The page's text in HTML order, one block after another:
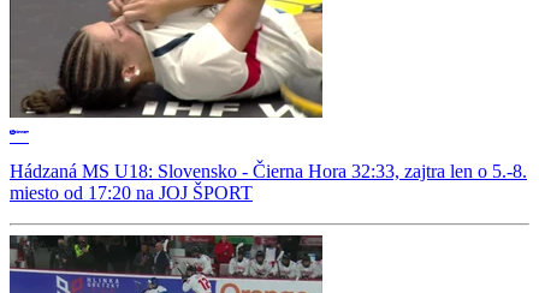
Hádzaná MS U18: Slovensko - Čierna Hora 32:33, zajtra len o 5.-8.
miesto od 17:20 na JOJ ŠPORT